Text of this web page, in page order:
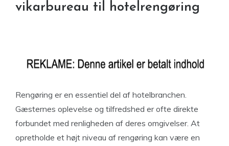
vikarbureau til hotelrengøring
Rengøring er en essentiel del af hotelbranchen.
Gæsternes oplevelse og tilfredshed er ofte direkte
forbundet med renligheden af deres omgivelser. At
opretholde et højt niveau af rengøring kan være en